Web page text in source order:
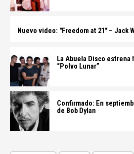
Nuevo video: "Freedom at 21" – Jack
La Abuela Disco
“Polvo Lunar”
Confirmado: En
de Bob Dylan